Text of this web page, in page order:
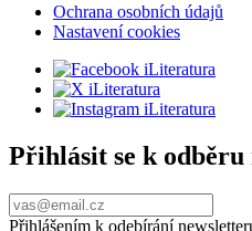
Ochrana osobních údajů
Nastavení cookies
Přihlásit se k odběru
Přihlášením k odebírání